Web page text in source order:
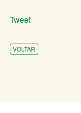
Tweet
VOLTAR